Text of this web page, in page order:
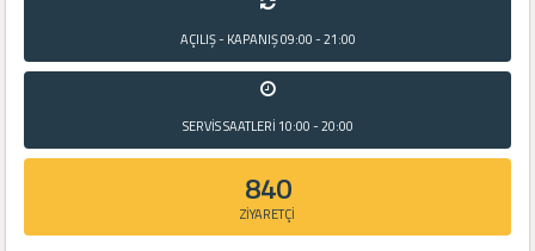
AÇILIŞ - KAPANIŞ09:00 - 21:00
SERVİS SAATLERİ 10:00 - 20:00
840
ZİYARETÇİ